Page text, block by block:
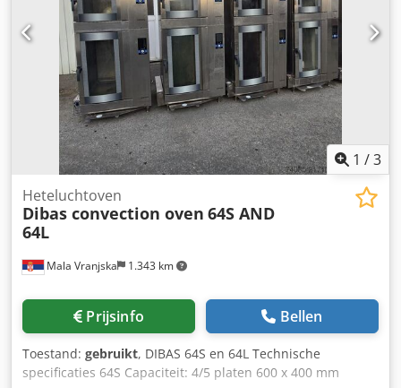
630 Voor alle soorten deeg om uit te rollen en te toureren
Uitvoering in roestvrij staal Handmatige bediening & 3-
traps automatische instelling Mobiele deeguitrolmachine
Met hand- en voetbediening Drukplaat verstelbaar voor
langrolvormer/broodlangvormer Alleen bij ons DGUV V3-
gekeurd Aansluiting: 400V, 16A-CEE stekker Afmetingen:
2800 x 1230 mm (B x D) Cedpjzbz Hgefx Anzeha Gebruikte
machine & SAB-gekeurd Met garantie
1 /3
Mala Vranjska 1.343 km
Heteluchtoven
Dibas convection oven 64S AND
64L
Prijsinfo Bellen
Toestand: gebruikt, DIBAS 64S en 64L Technische
specificaties 64S Capaciteit: 4/5 platen 600 x 400 mm